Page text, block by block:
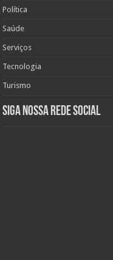
Política
Saúde
Serviços
Tecnologia
Turismo
Siga nossa rede social